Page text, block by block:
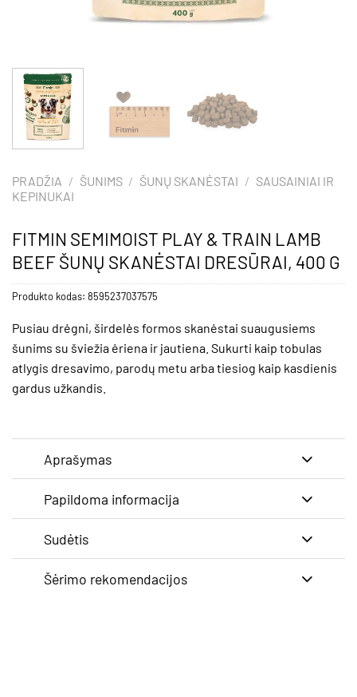
PRADŽIA / ŠUNIMS / ŠUNŲ SKANĖSTAI / SAUSAINIAI IR
KEPINUKAI
FITMIN SEMIMOIST PLAY & TRAIN LAMB
BEEF ŠUNŲ SKANĖSTAI DRESŪRAI, 400 G
Produkto kodas: 8595237037575
Pusiau drėgni, širdelės formos skanėstai suaugusiems
šunims su šviežia ėriena ir jautiena. Sukurti kaip tobulas
atlygis dresavimo, parodų metu arba tiesiog kaip kasdienis
gardus užkandis.
Aprašymas
Papildoma informacija
Sudėtis
Šėrimo rekomendacijos